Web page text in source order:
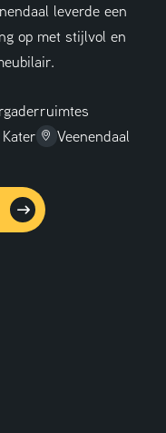
leverde een
op met stijlvol en
Veenendaal